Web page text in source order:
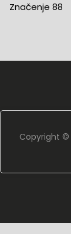
Značenje 88
Copyright ©